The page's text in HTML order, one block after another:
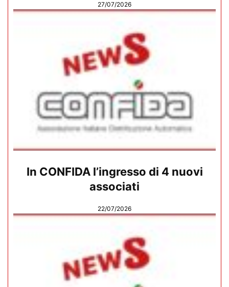
27/07/2026
In CONFIDA l’ingresso di 4 nuovi
associati
22/07/2026